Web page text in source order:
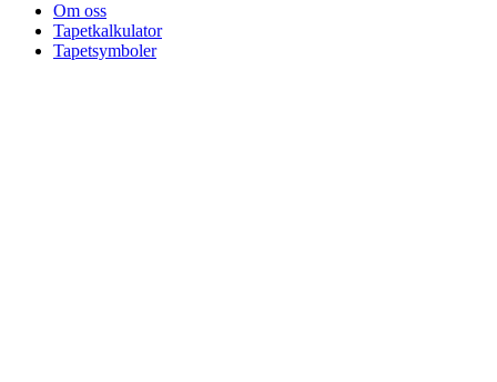
Om oss
Tapetkalkulator
Tapetsymboler